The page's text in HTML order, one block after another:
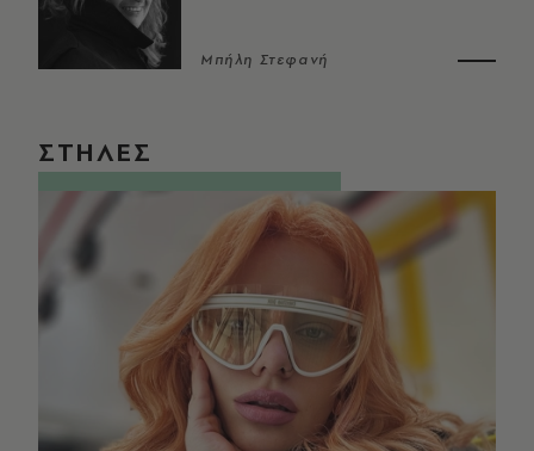
Μπήλη Στεφανή
ΣΤΗΛΕΣ